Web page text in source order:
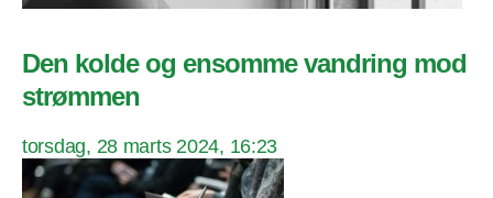
Den kolde og ensomme vandring mod
strømmen
torsdag, 28 marts 2024, 16:23